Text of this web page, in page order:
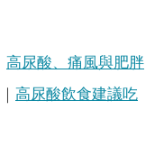
高尿酸、痛風與肥胖
｜ 高尿酸飲食建議吃